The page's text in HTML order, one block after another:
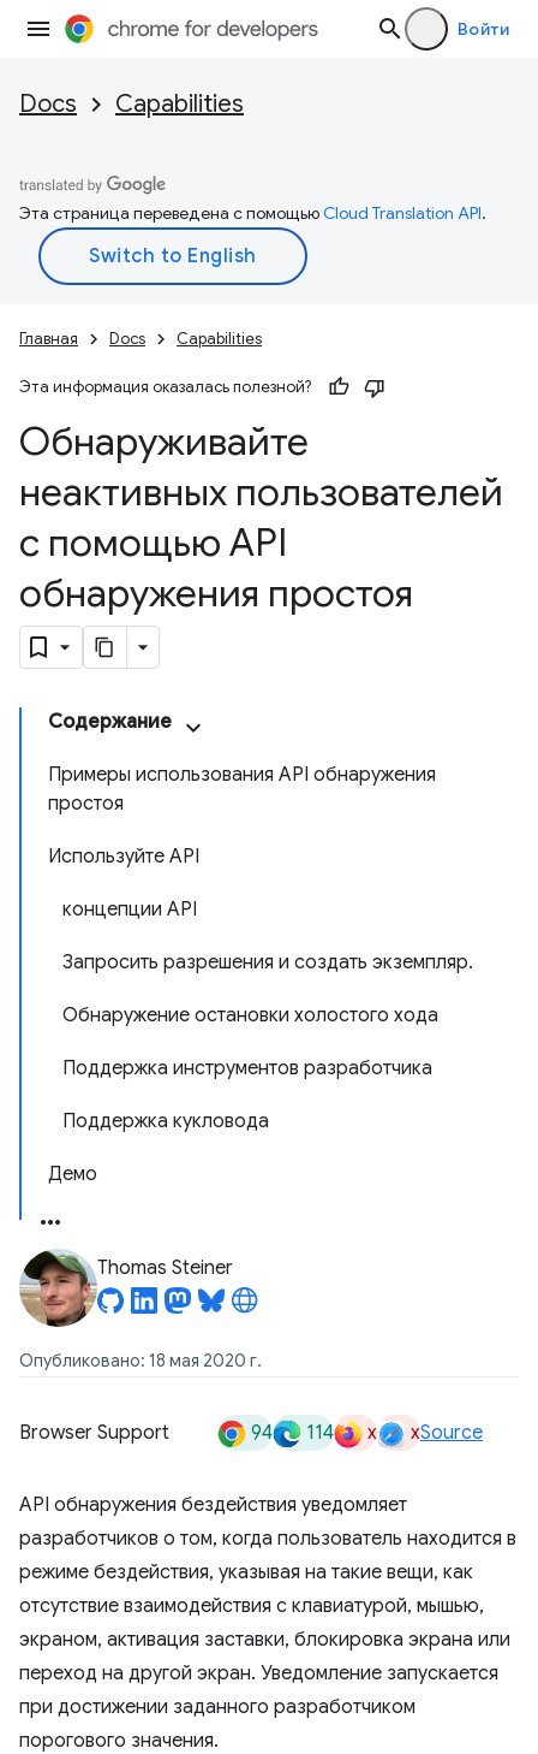
Войти
Docs Capabilities
Эта страница переведена с помощьюCloud Translation API.
Главная Docs Capabilities
Эта информация оказалась полезной?
Обнаруживайте
неактивных пользователей
с помощью API
обнаружения простоя
Содержание
Примеры использования API обнаружения
простоя
Используйте API
концепции API
Запросить разрешения и создать экземпляр.
Обнаружение остановки холостого хода
Поддержка инструментов разработчика
Поддержка кукловода
Демо
Thomas Steiner
Опубликовано: 18 мая 2020 г.
Browser Support 94 114 x xSource
API обнаружения бездействия уведомляет
разработчиков о том, когда пользователь находится в
режиме бездействия, указывая на такие вещи, как
отсутствие взаимодействия с клавиатурой, мышью,
экраном, активация заставки, блокировка экрана или
переход на другой экран. Уведомление запускается
при достижении заданного разработчиком
порогового значения.